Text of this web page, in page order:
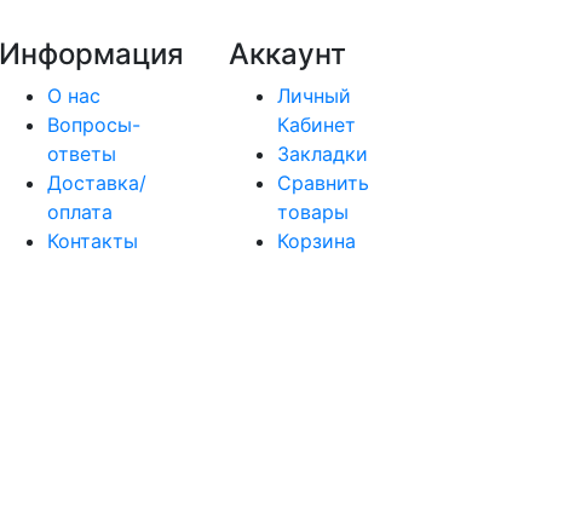
Информация
О нас
Вопросы-
ответы
Доставка/
оплата
Контакты
Аккаунт
Личный
Кабинет
Закладки
Сравнить
товары
Корзина